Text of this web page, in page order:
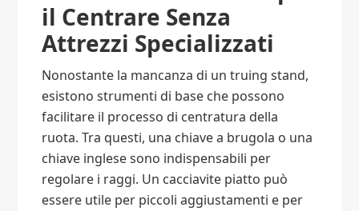
il Centrare Senza
Attrezzi Specializzati
Nonostante la mancanza di un truing stand,
esistono strumenti di base che possono
facilitare il processo di centratura della
ruota. Tra questi, una chiave a brugola o una
chiave inglese sono indispensabili per
regolare i raggi. Un cacciavite piatto può
essere utile per piccoli aggiustamenti e per